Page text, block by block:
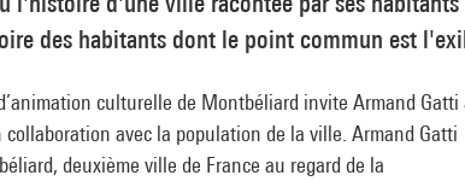
des habitants dont le point commun est
culturelle de Montbéliard invite Armand Gatti
avec la population de la ville. Armand Gatti
deuxième ville de France au regard de la